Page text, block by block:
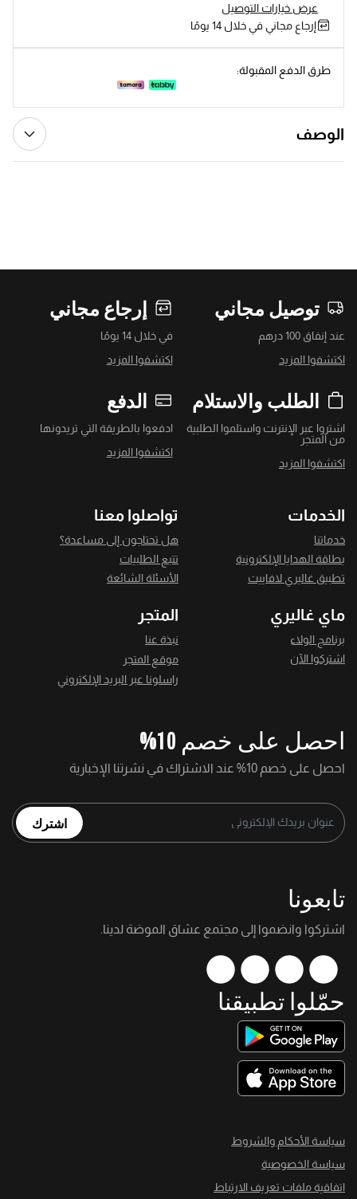
عرض خيارات التوصيل
إرجاع مجاني في خلال 14 يومًا
طرق الدفع المقبولة:
الوصف
توصيل مجاني
عند إنفاق 100 درهم
اكتشفوا المزيد
إرجاع مجاني
في خلال 14 يومًا
اكتشفوا المزيد
الطلب والاستلام
اشتروا عبر الإنترنت واستلموا الطلبية
من المتجر
اكتشفوا المزيد
الدفع
ادفعوا بالطريقة التي تريدونها
اكتشفوا المزيد
الخدمات
خدماتنا
بطاقة الهدايا الإلكترونية
تطبيق غاليري لافاييت
تواصلوا معنا
هل تحتاجون إلى مساعدة؟
تتبع الطلبيات
الأسئلة الشائعة
ماي غاليري
برنامج الولاء
اشتركوا الآن
المتجر
نبذة عنا
موقع المتجر
راسلونا عبر البريد الإلكتروني
احصل على خصم 10%
احصل على خصم 10% عند الاشتراك في نشرتنا الإخبارية
اشترك
تابعونا
اشتركوا وانضموا إلى مجتمع عشاق الموضة لدينا.
حمّلوا تطبيقنا
سياسة الأحكام والشروط
سياسة الخصوصية
اتفاقية ملفات تعريف الارتباط